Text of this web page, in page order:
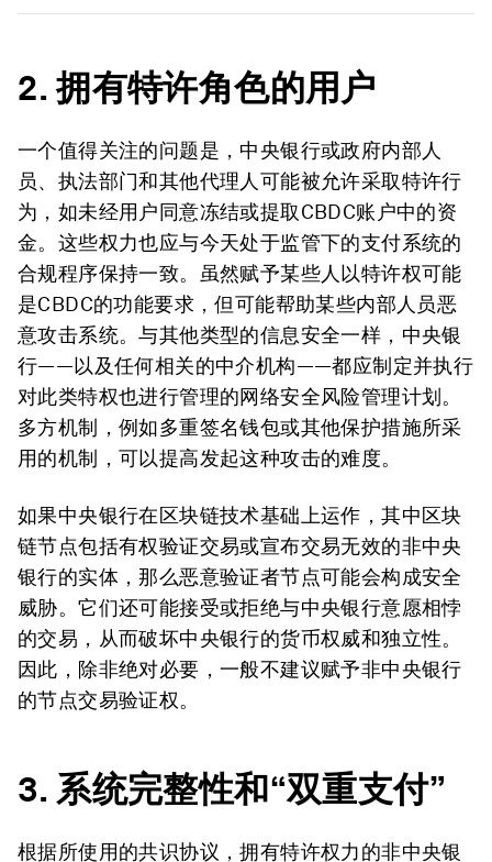
2.拥有特许角色的用户
一个值得关注的问题是，中央银行或政府内部人
员、执法部门和其他代理人可能被允许采取特许行
为，如未经用户同意冻结或提取CBDC账户中的资
金。这些权力也应与今天处于监管下的支付系统的
合规程序保持一致。虽然赋予某些人以特许权可能
是CBDC的功能要求，但可能帮助某些内部人员恶
意攻击系统。与其他类型的信息安全一样，中央银
行——以及任何相关的中介机构——都应制定并执行
对此类特权也进行管理的网络安全风险管理计划。
多方机制，例如多重签名钱包或其他保护措施所采
用的机制，可以提高发起这种攻击的难度。
如果中央银行在区块链技术基础上运作，其中区块
链节点包括有权验证交易或宣布交易无效的非中央
银行的实体，那么恶意验证者节点可能会构成安全
威胁。它们还可能接受或拒绝与中央银行意愿相悖
的交易，从而破坏中央银行的货币权威和独立性。
因此，除非绝对必要，一般不建议赋予非中央银行
的节点交易验证权。
3. 系统完整性和“双重支付”
根据所使用的共识协议，拥有特许权力的非中央银